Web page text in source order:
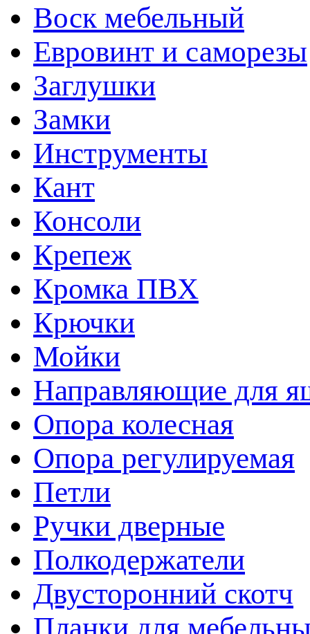
Воск мебельный
Евровинт и саморезы
Заглушки
Замки
Инструменты
Кант
Консоли
Крепеж
Кромка ПВХ
Крючки
Мойки
Направляющие для
Опора колесная
Опора регулируемая
Петли
Ручки дверные
Полкодержатели
Двусторонний скотч
Планки для